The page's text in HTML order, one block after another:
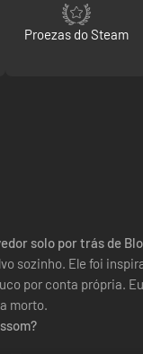
Proezas do Steam
solo por trás de
sozinho. Ele foi
por conta própria.
morto.